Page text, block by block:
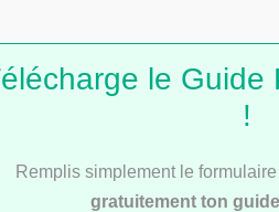
Comment faire une fiche de
le Guide
!
Remplis simplement le
gratuitement ton